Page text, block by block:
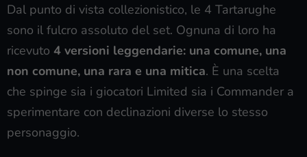
Dal punto di vista collezionistico, le 4 Tartarughe
sono il fulcro assoluto del set. Ognuna di loro ha
ricevuto 4 versioni leggendarie: una comune, una
non comune, una rara e una mitica. È una scelta
che spinge sia i giocatori Limited sia i Commander a
sperimentare con declinazioni diverse lo stesso
personaggio.